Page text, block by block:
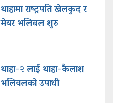
थाहामा राष्ट्रपति खेलकुद र
मेयर भलिबल शुरु
थाहा-२ लाई थाहा-कैलाश
भलिवलकाे उपाधी